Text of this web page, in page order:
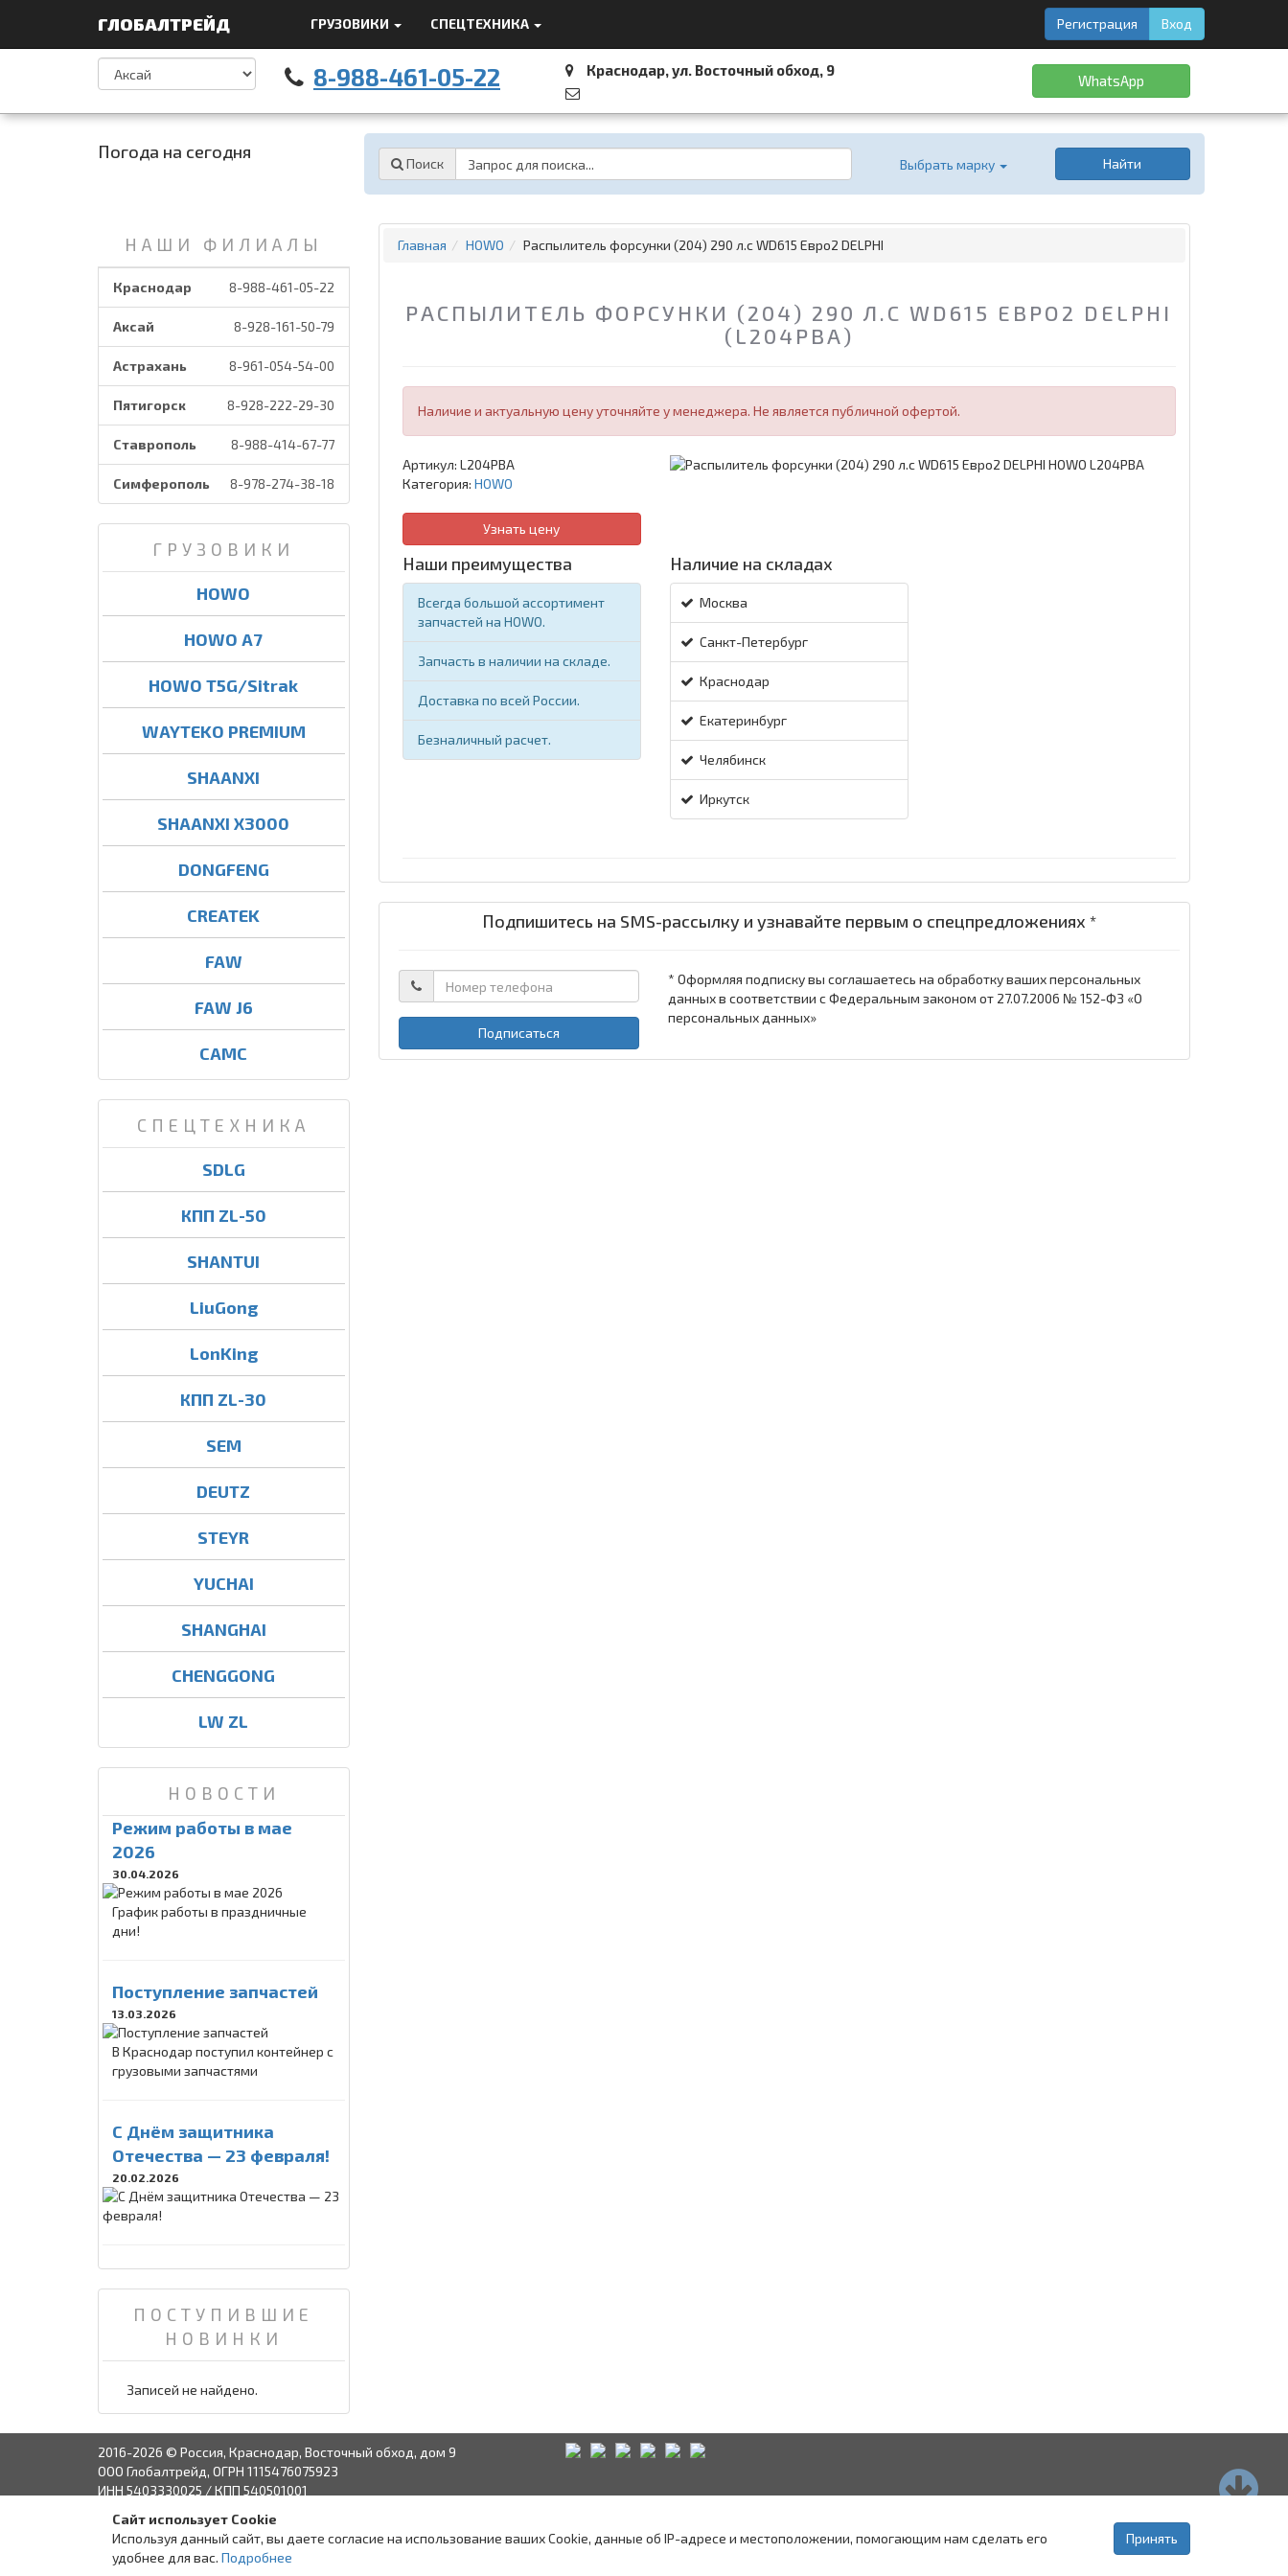
ГЛОБАЛТРЕЙД ГРУЗОВИКИ СПЕЦТЕХНИКА Регистрация Вход
8-988-461-05-22 Краснодар, ул. Восточный обход, 9
WhatsApp
Погода на сегодня
Поиск Выбрать марку Найти
НАШИ ФИЛИАЛЫ
Краснодар 8-988-461-05-22
Аксай 8-928-161-50-79
Астрахань 8-961-054-54-00
Пятигорск 8-928-222-29-30
Ставрополь 8-988-414-67-77
Симферополь 8-978-274-38-18
ГРУЗОВИКИ
HOWO
HOWO A7
HOWO T5G/Sitrak
WAYTEKO PREMIUM
SHAANXI
SHAANXI X3000
DONGFENG
CREATEK
FAW
FAW J6
CAMC
СПЕЦТЕХНИКА
SDLG
КПП ZL-50
SHANTUI
LiuGong
LonKing
КПП ZL-30
SEM
DEUTZ
STEYR
YUCHAI
SHANGHAI
CHENGGONG
LW ZL
НОВОСТИ
Режим работы в мае
2026
30.04.2026
График работы в праздничные
дни!
Поступление запчастей
13.03.2026
В Краснодар поступил контейнер с
грузовыми запчастями
C Днём защитника
Отечества — 23 февраля!
20.02.2026
ПОСТУПИВШИЕ
НОВИНКИ
Записей не найдено.
Главная HOWO Распылитель форсунки (204) 290 л.с WD615 Евро2 DELPHI
РАСПЫЛИТЕЛЬ ФОРСУНКИ (204) 290 Л.С WD615 ЕВРО2 DELPHI
(L204PBA)
Наличие и актуальную цену уточняйте у менеджера. Не является публичной офертой.
Артикул: L204PBA
Категория: HOWO
Узнать цену
Наши преимущества
Всегда большой ассортимент
запчастей на HOWO.
Запчасть в наличии на складе.
Доставка по всей России.
Безналичный расчет.
Наличие на складах
Москва
Санкт-Петербург
Краснодар
Екатеринбург
Челябинск
Иркутск
Подпишитесь на SMS-рассылку и узнавайте первым о спецпредложениях *
Подписаться
* Оформляя подписку вы соглашаетесь на обработку ваших персональных
данных в соответствии с Федеральным законом от 27.07.2006 № 152-ФЗ «О
персональных данных»
2016-2026 © Россия, Краснодар, Восточный обход, дом 9
ООО Глобалтрейд, ОГРН 1115476075923
ИНН 5403330025 / КПП 540501001
Связаться с руководством Ставрополь
Сайт использует Cookie
Используя данный сайт, вы даете согласие на использование ваших Cookie, данные об IP-адресе и местоположении, помогающим нам сделать его
удобнее для вас. Подробнее
Принять